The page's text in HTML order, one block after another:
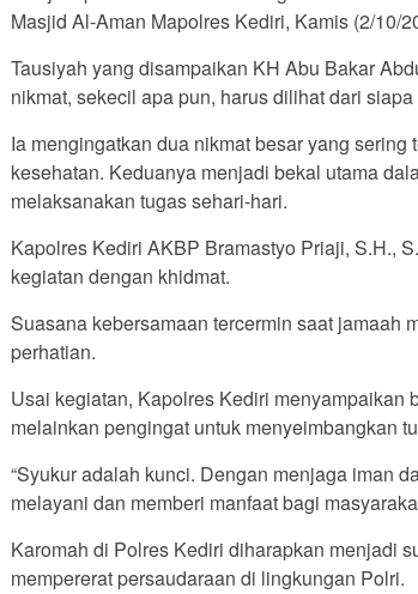
Masjid Al-Aman Mapolres Kediri, Kamis (2/10/
Tausiyah yang disampaikan KH Abu Bakar
nikmat, sekecil apa pun, harus dilihat dari
Ia mengingatkan dua nikmat besar yang
kesehatan. Keduanya menjadi bekal utama
melaksanakan tugas sehari-hari.
Kapolres Kediri AKBP Bramastyo Priaji, S.H.,
kegiatan dengan khidmat.
Suasana kebersamaan tercermin saat jamaah
perhatian.
Usai kegiatan, Kapolres Kediri menyampaikan
melainkan pengingat untuk menyeimbangkan
“Syukur adalah kunci. Dengan menjaga iman
melayani dan memberi manfaat bagi
Karomah di Polres Kediri diharapkan menjadi
mempererat persaudaraan di lingkungan Polri.